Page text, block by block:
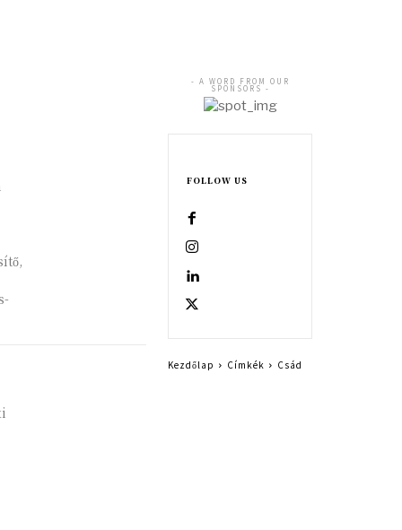
- A WORD FROM OUR
SPONSORS -
FOLLOW US
Kezdőlap Címkék Csád